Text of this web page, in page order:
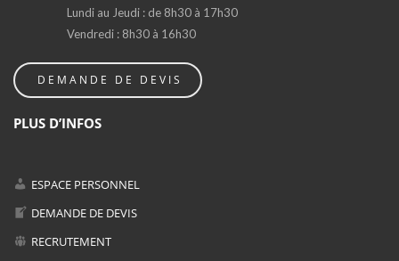
Lundi au Jeudi : de 8h30 à 17h30
Vendredi : 8h30 à 16h30
DEMANDE DE DEVIS
PLUS D’INFOS
ESPACE PERSONNEL
DEMANDE DE DEVIS
RECRUTEMENT